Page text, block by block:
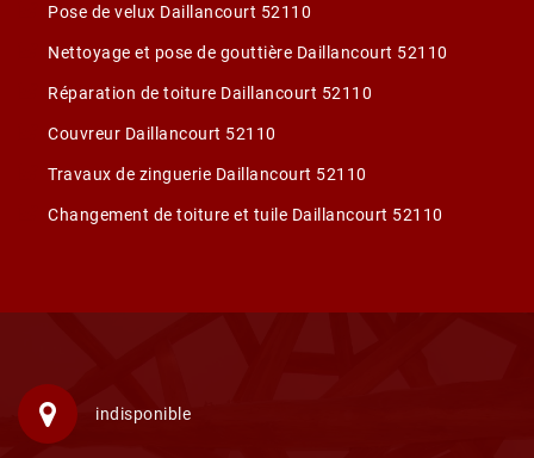
Pose de velux Daillancourt 52110
Nettoyage et pose de gouttière Daillancourt 52110
Réparation de toiture Daillancourt 52110
Couvreur Daillancourt 52110
Travaux de zinguerie Daillancourt 52110
Changement de toiture et tuile Daillancourt 52110
indisponible